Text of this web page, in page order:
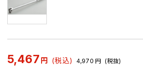
5,467 円 (税込) 4,970 円 (税抜)